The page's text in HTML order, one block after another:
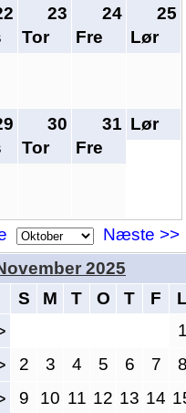
23
Tor
24
Fre
25
Lør
30
Tor
31
Fre
Lør
Næste >>
2025
S
M T O T F
2 3 4 5 6 7
9 10 11 12 13 14